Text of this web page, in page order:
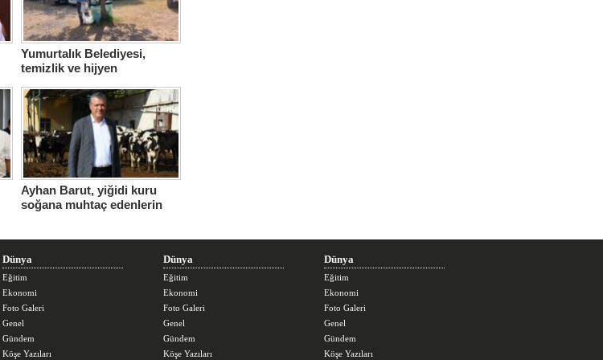
Yumurtalık Belediyesi,
temizlik ve hijyen
Ayhan Barut, yiğidi kuru
soğana muhtaç edenlerin
Dünya
Eğitim
Ekonomi
Foto Galeri
Genel
Gündem
Köşe Yazıları
Dünya
Eğitim
Ekonomi
Foto Galeri
Genel
Gündem
Köşe Yazıları
Dünya
Eğitim
Ekonomi
Foto Galeri
Genel
Gündem
Köşe Yazıları